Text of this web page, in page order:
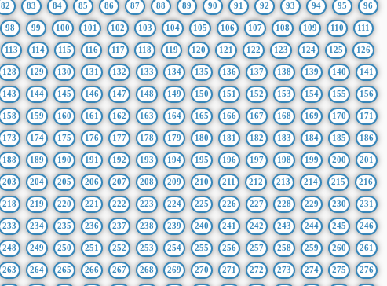
82 83 84 85 86 87 88 89 90 91 92 93 94 95 96
98 99 100 101 102 103 104 105 106 107 108 109 110 111
113 114 115 116 117 118 119 120 121 122 123 124 125 126
128 129 130 131 132 133 134 135 136 137 138 139 140 141
143 144 145 146 147 148 149 150 151 152 153 154 155 156
158 159 160 161 162 163 164 165 166 167 168 169 170 171
173 174 175 176 177 178 179 180 181 182 183 184 185 186
188 189 190 191 192 193 194 195 196 197 198 199 200 201
203 204 205 206 207 208 209 210 211 212 213 214 215 216
218 219 220 221 222 223 224 225 226 227 228 229 230 231
233 234 235 236 237 238 239 240 241 242 243 244 245 246
248 249 250 251 252 253 254 255 256 257 258 259 260 261
263 264 265 266 267 268 269 270 271 272 273 274 275 276